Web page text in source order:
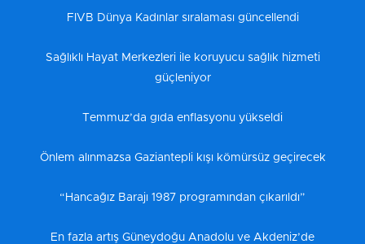
FIVB Dünya Kadınlar sıralaması güncellendi
Sağlıklı Hayat Merkezleri ile koruyucu sağlık hizmeti
güçleniyor
Temmuz’da gıda enflasyonu yükseldi
Önlem alınmazsa Gaziantepli kışı kömürsüz geçirecek
“Hancağız Barajı 1987 programından çıkarıldı”
En fazla artış Güneydoğu Anadolu ve Akdeniz’de